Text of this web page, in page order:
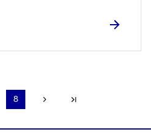
page
Page précédente
8 Page suivante